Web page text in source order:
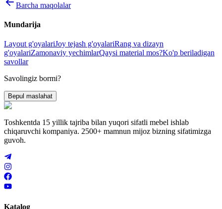
Barcha maqolalar
Mundarija
Layout g'oyalariJoy tejash g'oyalariRang va dizayn
g'oyalariZamonaviy yechimlarQaysi material mos?Ko'p beriladigan
savollar
Savolingiz bormi?
Bepul maslahat
Toshkentda 15 yillik tajriba bilan yuqori sifatli mebel ishlab
chiqaruvchi kompaniya. 2500+ mamnun mijoz bizning sifatimizga
guvoh.
Katalog